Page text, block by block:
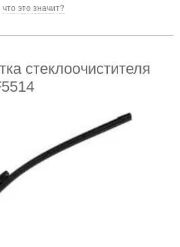
что это значит?
стеклоочистителя